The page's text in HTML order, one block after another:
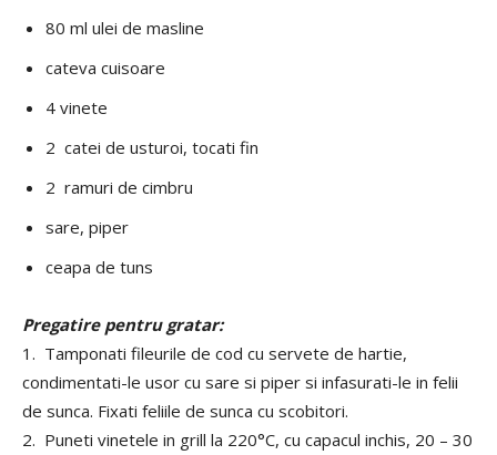
80 ml ulei de masline
cateva cuisoare
4 vinete
2 catei de usturoi, tocati fin
2 ramuri de cimbru
sare, piper
ceapa de tuns
Pregatire pentru gratar:
1. Tamponati fileurile de cod cu servete de hartie,
condimentati-le usor cu sare si piper si infasurati-le in felii
de sunca. Fixati feliile de sunca cu scobitori.
2. Puneti vinetele in grill la 220°C, cu capacul inchis, 20 – 30